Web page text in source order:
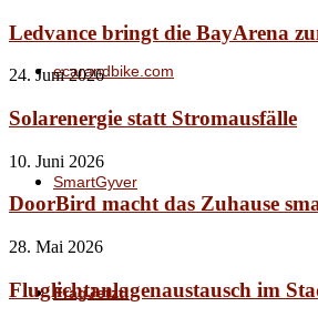
ecarandbike.com
SmartGyver
FragJetzt!
Ledvance bringt die BayArena
24. Juni 2026
Solarenergie statt Stromausfälle
10. Juni 2026
DoorBird macht das Zuhause
28. Mai 2026
Fluglichtanlagenaustausch im